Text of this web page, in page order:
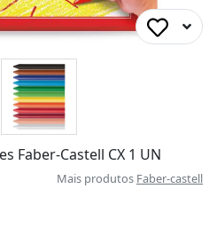
Faber-Castell CX 1 UN
Mais produtos Faber-castell